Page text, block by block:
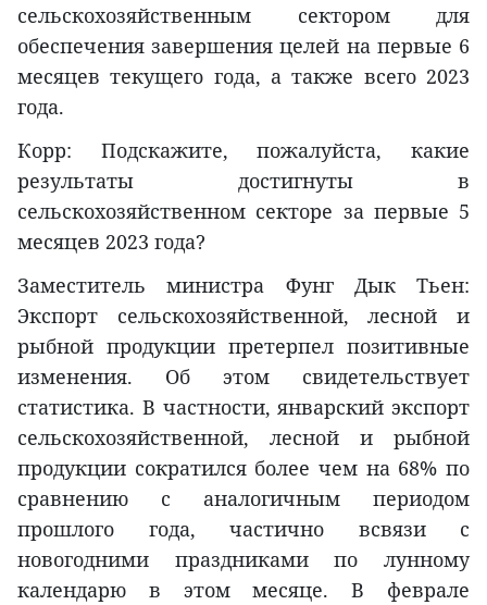
сельскохозяйственным сектором для
обеспечения завершения целей на первые 6
месяцев текущего года, а также всего 2023
года.
Корр: Подскажите, пожалуйста, какие
результаты достигнуты в
сельскохозяйственном секторе за первые 5
месяцев 2023 года?
Заместитель министра Фунг Дык Тьен:
Экспорт сельскохозяйственной, лесной и
рыбной продукции претерпел позитивные
изменения. Об этом свидетельствует
статистика. В частности, январский экспорт
сельскохозяйственной, лесной и рыбной
продукции сократился более чем на 68% по
сравнению с аналогичным периодом
прошлого года, частично всвязи с
новогодними праздниками по лунному
календарю в этом месяце. В феврале